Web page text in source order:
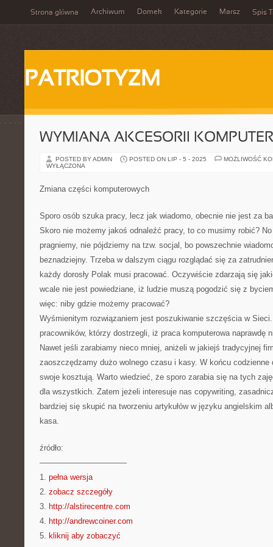
Strona główna Archiwum Domek Kategorie Marsz Spis
PATRIOTYZM
WYMIANA AKCESORII
POSTED BY ADMIN POSTED ON LIP - 5 - 2025
MOŻLIWOŚĆ
WYŁĄCZONA
Zmiana części komputerowych
Sporo osób szuka pracy, lecz jak wiadomo, obecnie nie jest za
Skoro nie możemy jakoś odnaleźć pracy, to co musimy robić?
pragniemy, nie pójdziemy na tzw. socjal, bo powszechnie
beznadziejny. Trzeba w dalszym ciągu rozglądać się za
każdy dorosły Polak musi pracować. Oczywiście zdarzają się
wcale nie jest powiedziane, iż ludzie muszą pogodzić się z
więc: niby gdzie możemy pracować?
Wyśmienitym rozwiązaniem jest poszukiwanie szczęścia w
pracowników, którzy dostrzegli, iż praca komputerowa naprawdę
Nawet jeśli zarabiamy nieco mniej, aniżeli w jakiejś tradycyjnej
zaoszczędzamy dużo wolnego czasu i kasy. W końcu codzienne
swoje kosztują. Warto wiedzieć, że sporo zarabia się na tych
dla wszystkich. Zatem jeżeli interesuje nas copywriting,
bardziej się skupić na tworzeniu artykułów w języku angielskim
kasa.
źródło:
———————————
1. pełna wersja
2. zobacz szczegóły
3. http://alstirecentre.com
4. http://andrewcoiner.com
5. kliknij aby zobaczyć